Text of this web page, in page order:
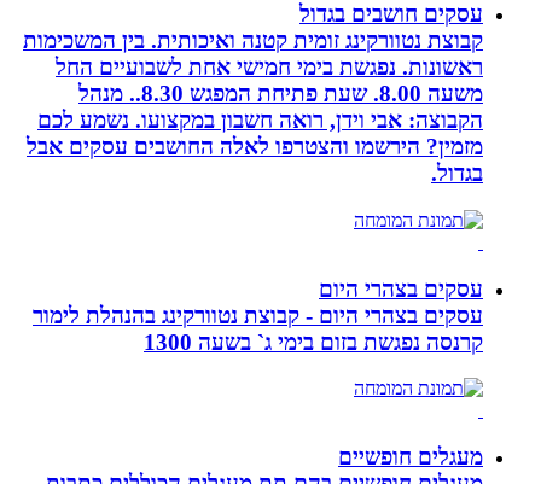
עסקים חושבים בגדול
קבוצת נטוורקינג זומית קטנה ואיכותית. בין המשכימות
ראשונות. נפגשת בימי חמישי אחת לשבועיים החל
משעה 8.00. שעת פתיחת המפגש 8.30.. מנהל
הקבוצה: אבי וידן, רואה חשבון במקצועו. נשמע לכם
מזמין? הירשמו והצטרפו לאלה החושבים עסקים אבל
בגדול.
עסקים בצהרי היום
עסקים בצהרי היום - קבוצת נטוורקינג בהנהלת לימור
קרנסה נפגשת בזום בימי ג` בשעה 1300
מעגלים חופשיים